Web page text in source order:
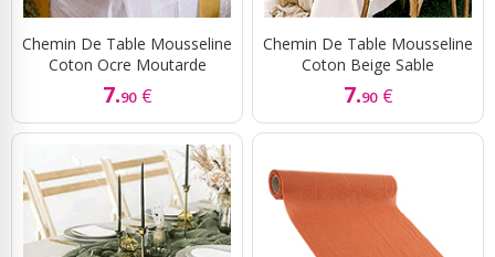
Chemin De Table Mousseline
Coton Ocre Moutarde
7.90 €
Chemin De Table Mousseline
Coton Beige Sable
7.90 €